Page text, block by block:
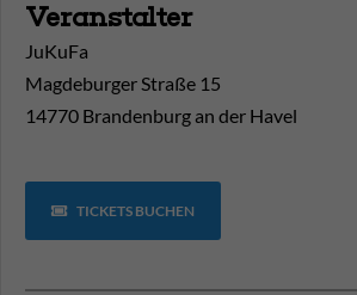
Veranstalter
JuKuFa
Magdeburger Straße 15
14770 Brandenburg an der Havel
TICKETS BUCHEN